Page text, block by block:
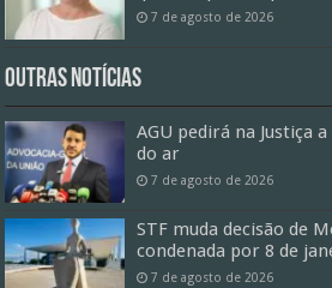
7 de agosto de 2026
Outras Notícias
AGU pedirá na Justiça
do ar
7 de agosto de 2026
STF muda decisão de
condenada por 8 de
7 de agosto de 2026